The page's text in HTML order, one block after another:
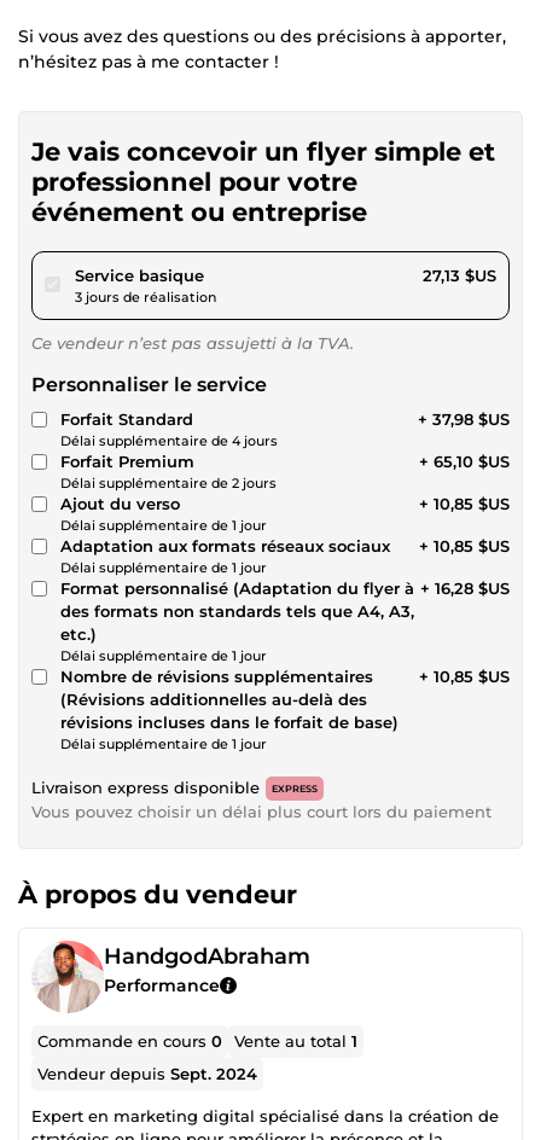
Si vous avez des questions ou des précisions à apporter,
n’hésitez pas à me contacter !
Je vais concevoir un flyer simple et
professionnel pour votre
événement ou entreprise
Service basiquepour 25,00 $US
3 jours de réalisation
27,13 $US
Ce vendeur n’est pas assujetti à la TVA.
Personnaliser le service
Forfait Standard
Délai supplémentaire de 4 jours
+ 37,98 $US
Forfait Premium
Délai supplémentaire de 2 jours
+ 65,10 $US
Ajout du verso
Délai supplémentaire de 1 jour
+ 10,85 $US
Adaptation aux formats réseaux sociaux
Délai supplémentaire de 1 jour
+ 10,85 $US
Format personnalisé (Adaptation du flyer à
des formats non standards tels que A4, A3,
etc.)
Délai supplémentaire de 1 jour
+ 16,28 $US
Nombre de révisions supplémentaires
(Révisions additionnelles au-delà des
révisions incluses dans le forfait de base)
Délai supplémentaire de 1 jour
+ 10,85 $US
Livraison express disponible EXPRESS
Vous pouvez choisir un délai plus court lors du paiement
À propos du vendeur
HandgodAbraham
Performance
Commande en cours0 Vente au total1
Vendeur depuisSept. 2024
Expert en marketing digital spécialisé dans la création de